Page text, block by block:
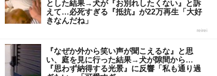
とした結果→犬が『お別れしたくない』と訴
えて…必死すぎる『抵抗』が22万再生「大好
きなんだね」
reirei
『なぜか外から笑い声が聞こえるな』と思
い、庭を見に行った結果→犬が隙間から…
『思わず納得する光景』に反響「私も通り過